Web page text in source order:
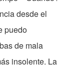
desde el
puedo
de mala
insolente. La